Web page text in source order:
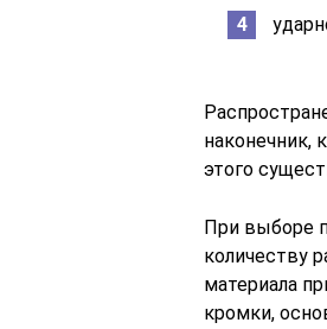
наконечник,
этого
При выборе
количеству
материала
кромки,